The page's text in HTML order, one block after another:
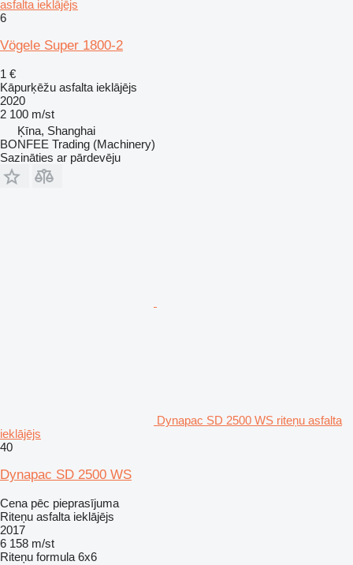
asfalta ieklājējs
6
Vögele Super 1800-2
1 €
Kāpurķēžu asfalta ieklājējs
2020
2 100 m/st
Ķīna, Shanghai
BONFEE Trading (Machinery)
Sazināties ar pārdevēju
Dynapac SD 2500 WS riteņu asfalta
ieklājējs
40
Dynapac SD 2500 WS
Cena pēc pieprasījuma
Riteņu asfalta ieklājējs
2017
6 158 m/st
Riteņu formula 6x6